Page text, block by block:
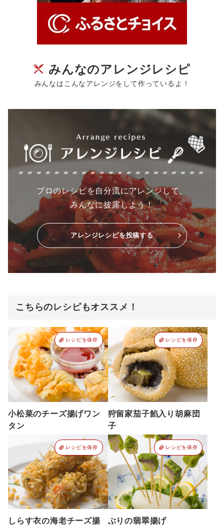
みんなのアレンジレシピ
みんなはこんなアレンジをして作っているよ！
プロのレシピを自分流にアレンジして、
みんなに披露しよう！
アレンジレシピを投稿する
こちらのレシピもオススメ！
レシピを保存
小松菜のチーズ揚げワン
タン
レシピを保存
狩留家茄子餡入り胡麻団
子
レシピを保存
しらす衣の海老チーズ揚
レシピを保存
ぶりの翡翠揚げ